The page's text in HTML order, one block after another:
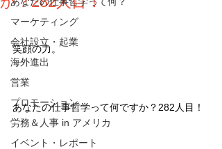
マーケティング
会社設立・起業
海外進出
営業
プロモーション
労務＆人事 in アメリカ
イベント・レポート
笑顔の力。
あなたの仕事哲学って何ですか？282人目！